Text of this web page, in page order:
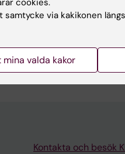
Kontakta och besök
via kakikonen
mina valda kakor